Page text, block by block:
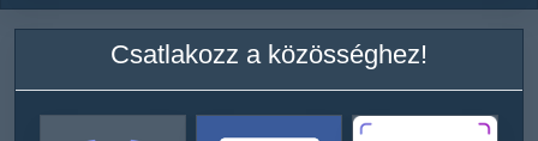
Csatlakozz a közösséghez!